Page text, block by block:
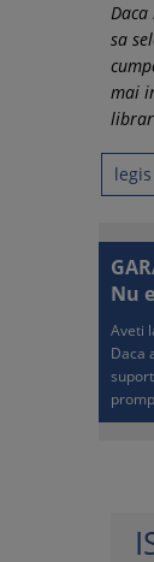
sa
mai
legis
Nu
Aveti
Daca